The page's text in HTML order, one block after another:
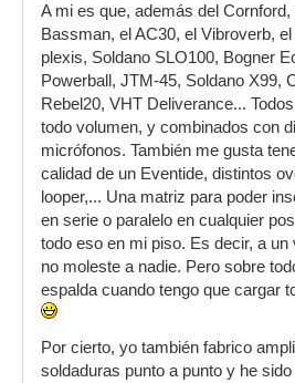
A mi es que, además del Cornford,
Bassman, el AC30, el Vibroverb,
plexis, Soldano SLO100, Bogner
Powerball, JTM-45, Soldano X99,
Rebel20, VHT Deliverance...
todo volumen, y combinados con
micrófonos. También me gusta
calidad de un Eventide, distintos
looper,... Una matriz para poder
en serie o paralelo en cualquier
todo eso en mi piso. Es decir, a un
no moleste a nadie. Pero sobre
espalda cuando tengo que cargar
Por cierto, yo también fabrico
soldaduras punto a punto y he